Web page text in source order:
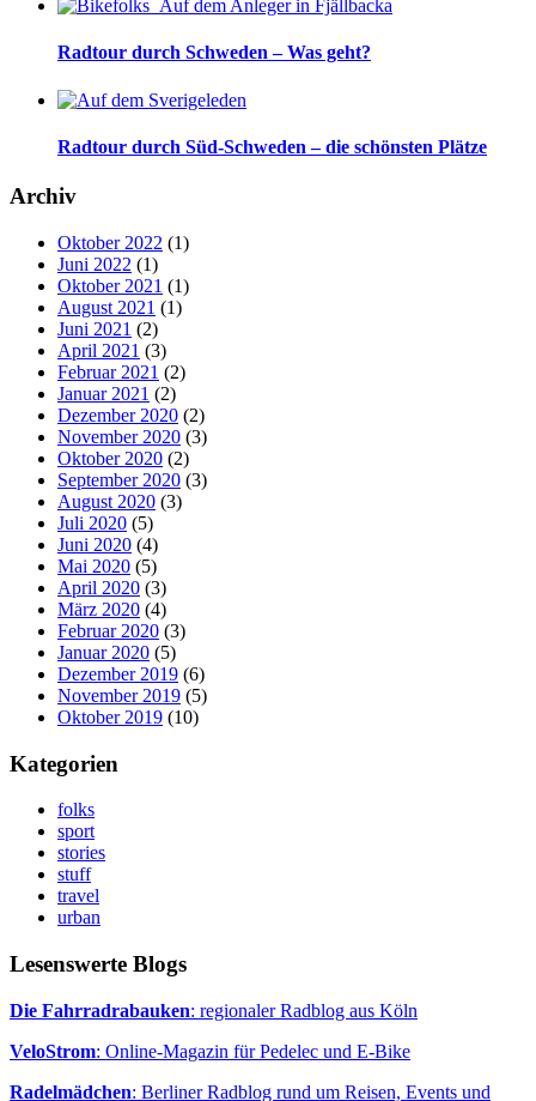
Radtour durch Schweden – Was geht?
Radtour durch Süd-Schweden – die schönsten Plätze
Archiv
Oktober 2022 (1)
Juni 2022 (1)
Oktober 2021 (1)
August 2021 (1)
Juni 2021 (2)
April 2021 (3)
Februar 2021 (2)
Januar 2021 (2)
Dezember 2020 (2)
November 2020 (3)
Oktober 2020 (2)
September 2020 (3)
August 2020 (3)
Juli 2020 (5)
Juni 2020 (4)
Mai 2020 (5)
April 2020 (3)
März 2020 (4)
Februar 2020 (3)
Januar 2020 (5)
Dezember 2019 (6)
November 2019 (5)
Oktober 2019 (10)
Kategorien
folks
sport
stories
stuff
travel
urban
Lesenswerte Blogs
Die Fahrradrabauken: regionaler Radblog aus Köln
VeloStrom: Online-Magazin für Pedelec und E-Bike
Radelmädchen: Berliner Radblog rund um Reisen, Events und